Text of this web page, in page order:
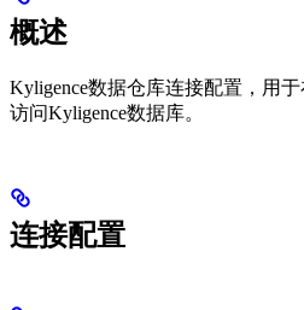
概述
Kyligence数据仓库连接配置，用
访问Kyligence数据库。
连接配置